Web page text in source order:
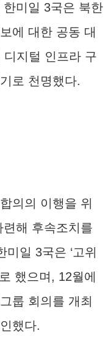
미일 3국은 북한
에 대한 공동 대
디지털 인프라 구
로 천명했다.
의의 이행을 위
해 후속조치를
일 3국은 ‘고위
했으며, 12월에
룹 회의를 개최
했다.